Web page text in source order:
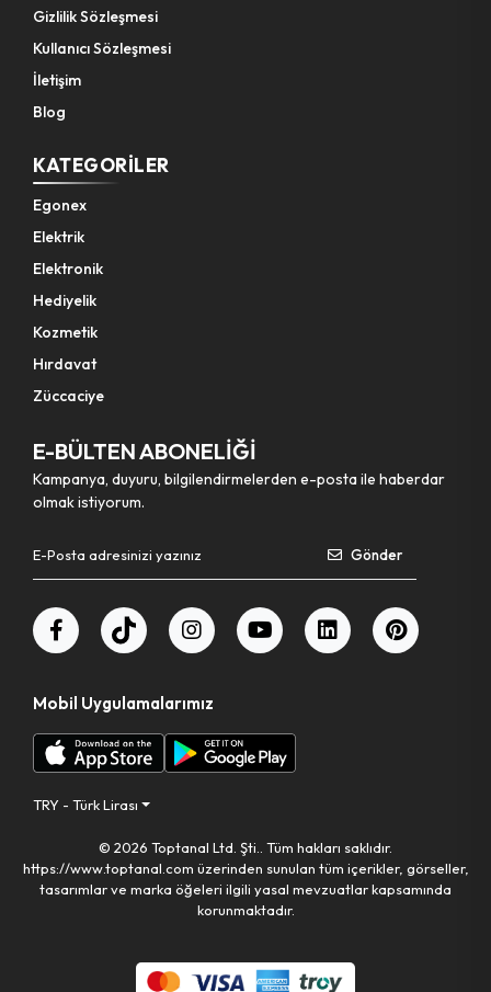
Gizlilik Sözleşmesi
Kullanıcı Sözleşmesi
İletişim
Blog
KATEGORILER
Egonex
Elektrik
Elektronik
Hediyelik
Kozmetik
Hırdavat
Züccaciye
E-BÜLTEN ABONELİĞİ
Kampanya, duyuru, bilgilendirmelerden e-posta ile haberdar
olmak istiyorum.
Gönder
Mobil Uygulamalarımız
TRY - Türk Lirası
© 2026 Toptanal Ltd. Şti.. Tüm hakları saklıdır.
https://www.toptanal.com üzerinden sunulan tüm içerikler, görseller,
tasarımlar ve marka öğeleri ilgili yasal mevzuatlar kapsamında
korunmaktadır.